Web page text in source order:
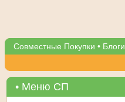
Совместные Покупки • Блоги
• Меню СП